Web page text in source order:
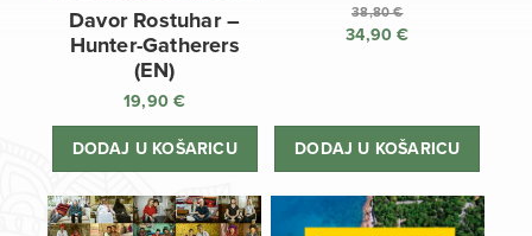
Davor Rostuhar –
Hunter-Gatherers
(EN)
19,90€
DODAJ U KOŠARICU
38,80€
Izvorna
38,80 €.
34,90€
34,90 €.
DODAJ U KOŠARICU